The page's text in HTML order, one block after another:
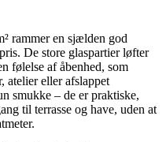
rammer en sjælden god
De store glaspartier løfter
følelse af åbenhed, som
atelier eller afslappet
smukke – de er praktiske,
til terrasse og have, uden at